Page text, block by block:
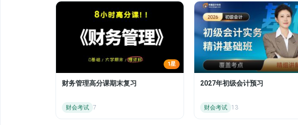
1星
财务管理高分课期末复习
财会考试 7
2027年初级会计预习
财会考试 13